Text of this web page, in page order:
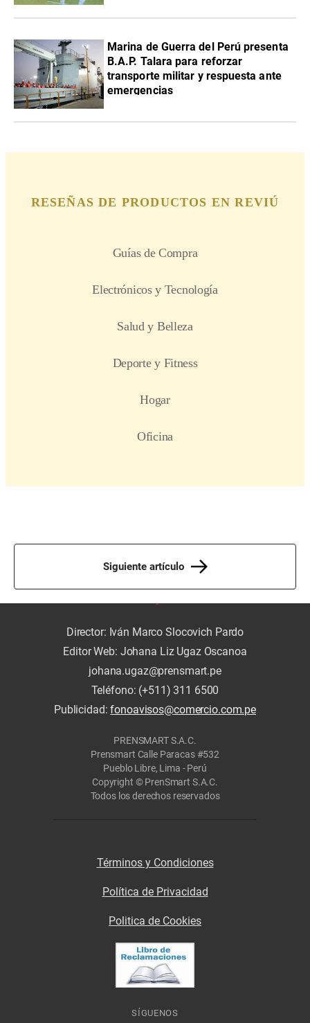
Marina de Guerra del Perú presenta
B.A.P. Talara para reforzar
transporte militar y respuesta ante
emergencias
Siguiente artículo
Director: Iván Marco Slocovich Pardo
Editor Web: Johana Liz Ugaz Oscanoa
johana.ugaz@prensmart.pe
Teléfono: (+511) 311 6500
Publicidad:fonoavisos@comercio.com.pe
PRENSMART S.A.C.
Prensmart Calle Paracas #532
Pueblo Libre, Lima - Perú
Copyright © PrenSmart S.A.C.
Todos los derechos reservados
Términos y Condiciones
Política de Privacidad
Politica de Cookies
SÍGUENOS